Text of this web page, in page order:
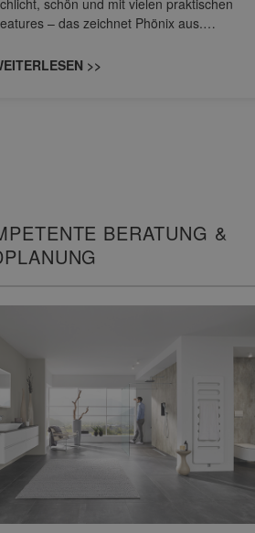
schön und mit vielen praktischen
– das zeichnet Phönix aus.…
>>
BERATUNG &